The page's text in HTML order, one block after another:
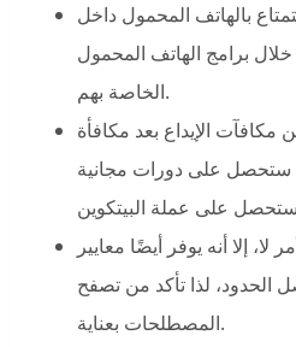
بالهاتف المحمول داخل
برامج الهاتف المحمول
الخاصة بهم.
مكافآت الإيداع بعد مكافأة
ستحصل على دورات مجانية
إلا أنه يوفر أيضًا معايير
الحدود، لذا تأكد من تصفح
المصطلحات بعناية.